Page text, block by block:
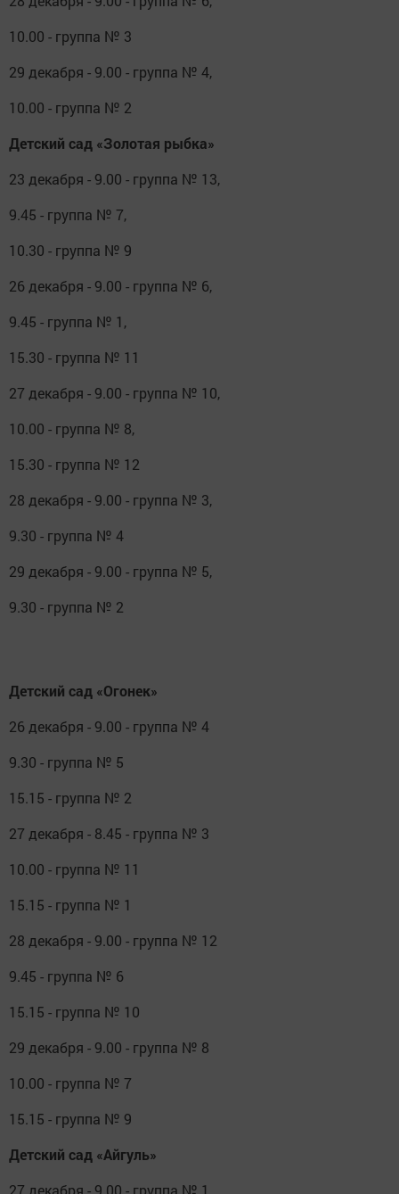
10.00 - группа № 3
29 декабря - 9.00 - группа № 4,
10.00 - группа № 2
Детский сад «Золотая рыбка»
23 декабря - 9.00 - группа № 13,
9.45 - группа № 7,
10.30 - группа № 9
26 декабря - 9.00 - группа № 6,
9.45 - группа № 1,
15.30 - группа № 11
27 декабря - 9.00 - группа № 10,
10.00 - группа № 8,
15.30 - группа № 12
28 декабря - 9.00 - группа № 3,
9.30 - группа № 4
29 декабря - 9.00 - группа № 5,
9.30 - группа № 2
Детский сад «Огонек»
26 декабря - 9.00 - группа № 4
9.30 - группа № 5
15.15 - группа № 2
27 декабря - 8.45 - группа № 3
10.00 - группа № 11
15.15 - группа № 1
28 декабря - 9.00 - группа № 12
9.45 - группа № 6
15.15 - группа № 10
29 декабря - 9.00 - группа № 8
10.00 - группа № 7
15.15 - группа № 9
Детский сад «Айгуль»
27 декабря - 9.00 - группа № 1